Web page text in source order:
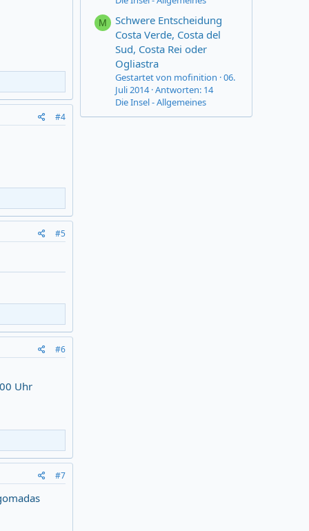
#4
#5
#6
Uhr
#7
M
Schwere Entscheidung
Costa Verde, Costa del
Sud, Costa Rei oder
Ogliastra
Gestartet von mofinition 06.
Juli 2014 Antworten: 14
Die Insel - Allgemeines